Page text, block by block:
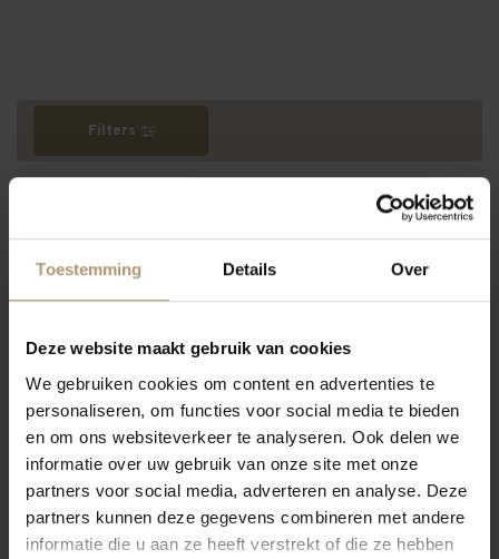
Toestemming Details Over
Deze website maakt gebruik van cookies
We gebruiken cookies om content en advertenties te
personaliseren, om functies voor social media te bieden
en om ons websiteverkeer te analyseren. Ook delen we
informatie over uw gebruik van onze site met onze
partners voor social media, adverteren en analyse. Deze
partners kunnen deze gegevens combineren met andere
informatie die u aan ze heeft verstrekt of die ze hebben
Filters
Hamersma 8.5
Epicuro Vermentino